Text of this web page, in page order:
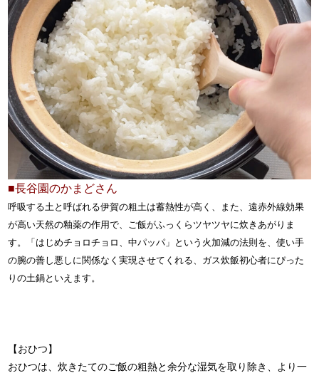
■長谷園のかまどさん
呼吸する土と呼ばれる伊賀の粗土は蓄熱性が高く、また、遠赤外線効果
が高い天然の釉薬の作用で、ご飯がふっくらツヤツヤに炊きあがりま
す。「はじめチョロチョロ、中パッパ」という火加減の法則を、使い手
の腕の善し悪しに関係なく実現させてくれる、ガス炊飯初心者にぴった
りの土鍋といえます。
【おひつ】
おひつは、炊きたてのご飯の粗熱と余分な湿気を取り除き、より一